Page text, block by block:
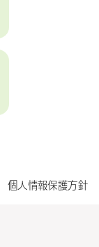
個人情報保護方針